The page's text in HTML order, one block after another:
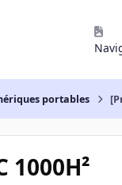
portables
1000H²